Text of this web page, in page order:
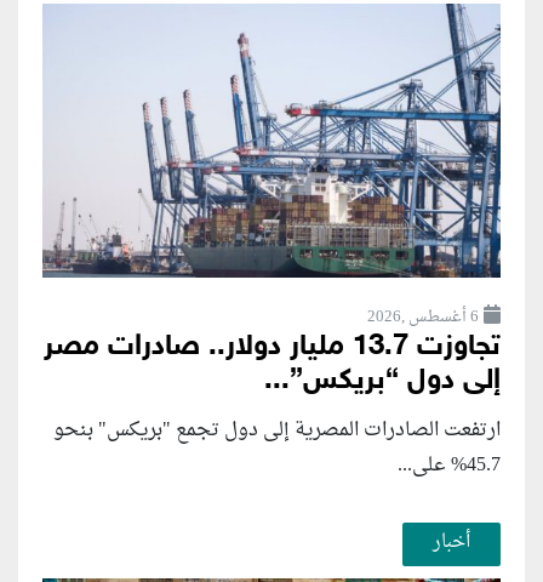
6 أغسطس ,2026
تجاوزت 13.7 مليار دولار.. صادرات مصر
إلى دول “بريكس”...
ارتفعت الصادرات المصرية إلى دول تجمع "بريكس" بنحو
45.7% على...
أخبار